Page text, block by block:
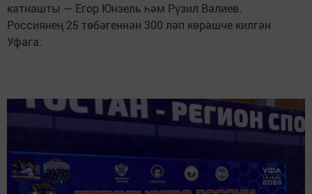
катнашты — Егор Юнзель һәм Рүзил Вәлиев.
Россиянең 25 төбәгеннән 300 ләп көрәшче килгән
Уфага.